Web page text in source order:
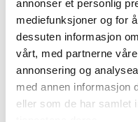
annonser et personlig
mediefunksjoner og for
dessuten informasjon
vårt, med partnerne
annonsering og
med annen informasjon
eller som de har samlet
-produkt? Bruk
kontakt for
Når vi mottar
gavekode på